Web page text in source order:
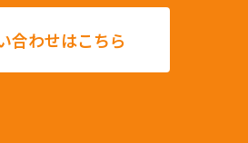
合わせはこちら